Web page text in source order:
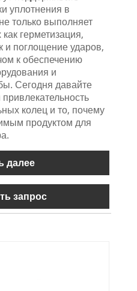
уплотнения в
только выполняет
герметизация,
и поглощение ударов,
к обеспечению
и
Сегодня давайте
колец и то, почему
продуктом для
далее
запрос